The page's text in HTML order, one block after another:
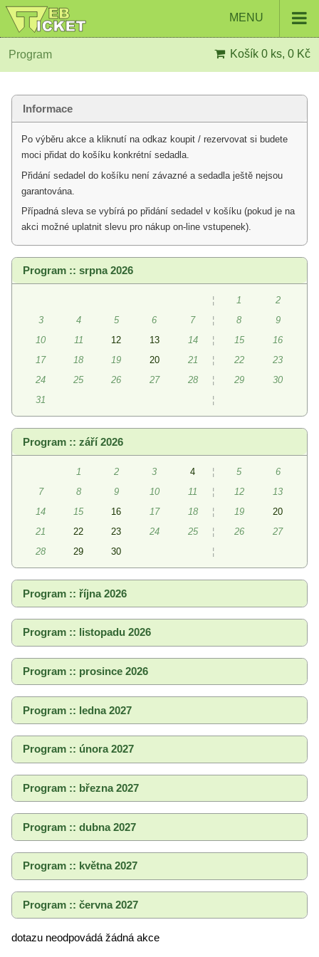
MENU
Program Košík 0 ks, 0 Kč
Informace
Po výběru akce a kliknutí na odkaz koupit / rezervovat si budete
moci přidat do košíku konkrétní sedadla.
Přidání sedadel do košíku není závazné a sedadla ještě nejsou
garantována.
Případná sleva se vybírá po přidání sedadel v košíku (pokud je na
akci možné uplatnit slevu pro nákup on-line vstupenek).
Program :: srpna 2026
¦ 1
2
3
4 5 6 7 ¦ 8
9
10
11 12 13 14 ¦ 15
16
17
18 19 20 21 ¦ 22
23
24
25 26 27 28 ¦ 29
30
31
¦
Program :: září 2026
1 2 3 4 ¦ 5
6
7
8 9 10 11 ¦ 12
13
14
15 16 17 18 ¦ 19
20
21
22 23 24 25 ¦ 26
27
28
29 30 ¦
Program :: října 2026
Program :: listopadu 2026
Program :: prosince 2026
Program :: ledna 2027
Program :: února 2027
Program :: března 2027
Program :: dubna 2027
Program :: května 2027
Program :: června 2027
dotazu neodpovádá žádná akce